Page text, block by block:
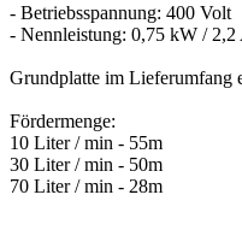
- Betriebsspannung: 400 Volt
- Nennleistung: 0,75 kW / 2,2
Grundplatte im Lieferumfang
Fördermenge:
10 Liter / min - 55m
30 Liter / min - 50m
70 Liter / min - 28m